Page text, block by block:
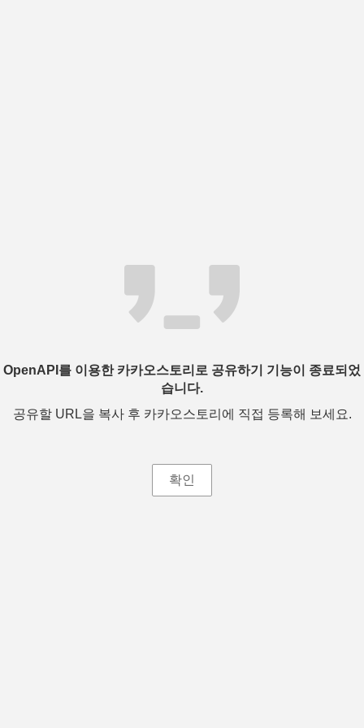
OpenAPI를 이용한 카카오스토리로 공유하기 기능이 종료되었
습니다.
공유할 URL을 복사 후 카카오스토리에 직접 등록해 보세요.
확인